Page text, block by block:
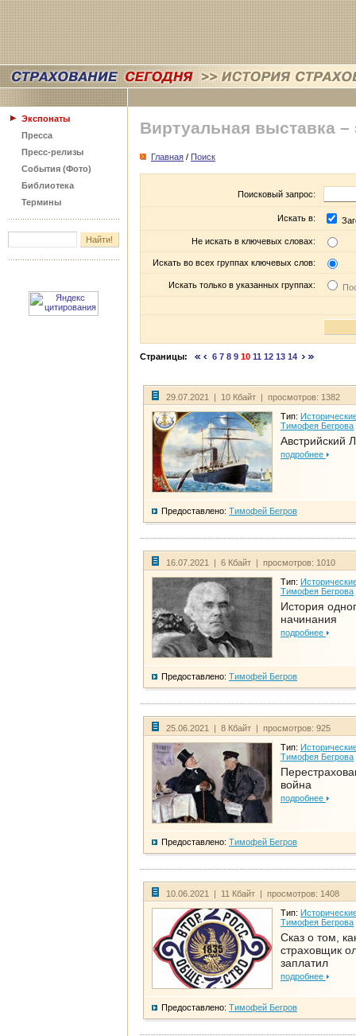
Экспонаты
Пресса
Пресс-релизы
События (Фото)
Библиотека
Термины
Виртуальная выставка –
Главная / Поиск
Поисковый запрос:
Искать в:
Не искать в ключевых словах:
Искать во всех группах ключевых слов:
Искать только в указанных группах:
Страницы: 6 7 8 9 10 11 12 13 14
29.07.2021 | 10 Кбайт | просмотров: 1382
Тип:
Тимофея Бегрова
Австрийский
подробнее
Предоставлено: Тимофей Бегров
16.07.2021 | 6 Кбайт | просмотров: 1010
Тип:
Тимофея Бегрова
История
начинания
подробнее
Предоставлено: Тимофей Бегров
25.06.2021 | 8 Кбайт | просмотров: 925
Тип:
Тимофея Бегрова
война
подробнее
Предоставлено: Тимофей Бегров
10.06.2021 | 11 Кбайт | просмотров: 1408
Тип:
Тимофея Бегрова
Сказ о том,
страховщик
заплатил
подробнее
Предоставлено: Тимофей Бегров